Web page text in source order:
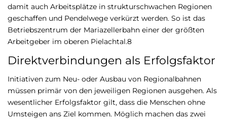
damit auch Arbeitsplätze in strukturschwachen Regionen
geschaffen und Pendelwege verkürzt werden. So ist das
Betriebszentrum der Mariazellerbahn einer der größten
Arbeitgeber im oberen Pielachtal.8
Direktverbindungen als Erfolgsfaktor
Initiativen zum Neu- oder Ausbau von Regionalbahnen
müssen primär von den jeweiligen Regionen ausgehen. Als
wesentlicher Erfolgsfaktor gilt, dass die Menschen ohne
Umsteigen ans Ziel kommen. Möglich machen das zwei